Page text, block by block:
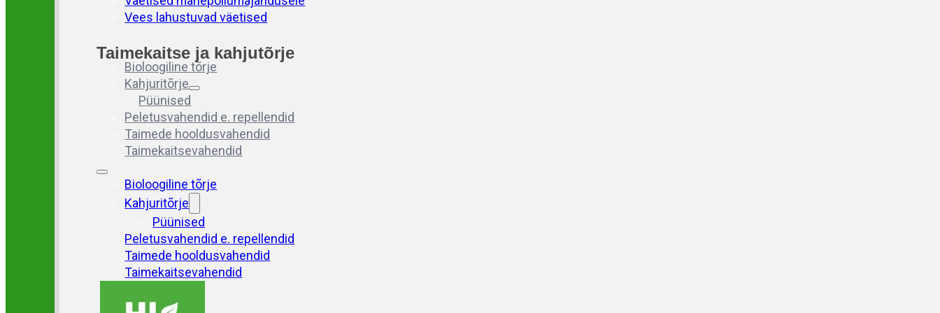
Vees lahustuvad väetised
Taimekaitse ja kahjutõrje
Bioloogiline tõrje
Kahjuritõrje
Püünised
Peletusvahendid e. repellendid
Taimede hooldusvahendid
Taimekaitsevahendid
Bioloogiline tõrje
Kahjuritõrje
Püünised
Peletusvahendid e. repellendid
Taimede hooldusvahendid
Taimekaitsevahendid